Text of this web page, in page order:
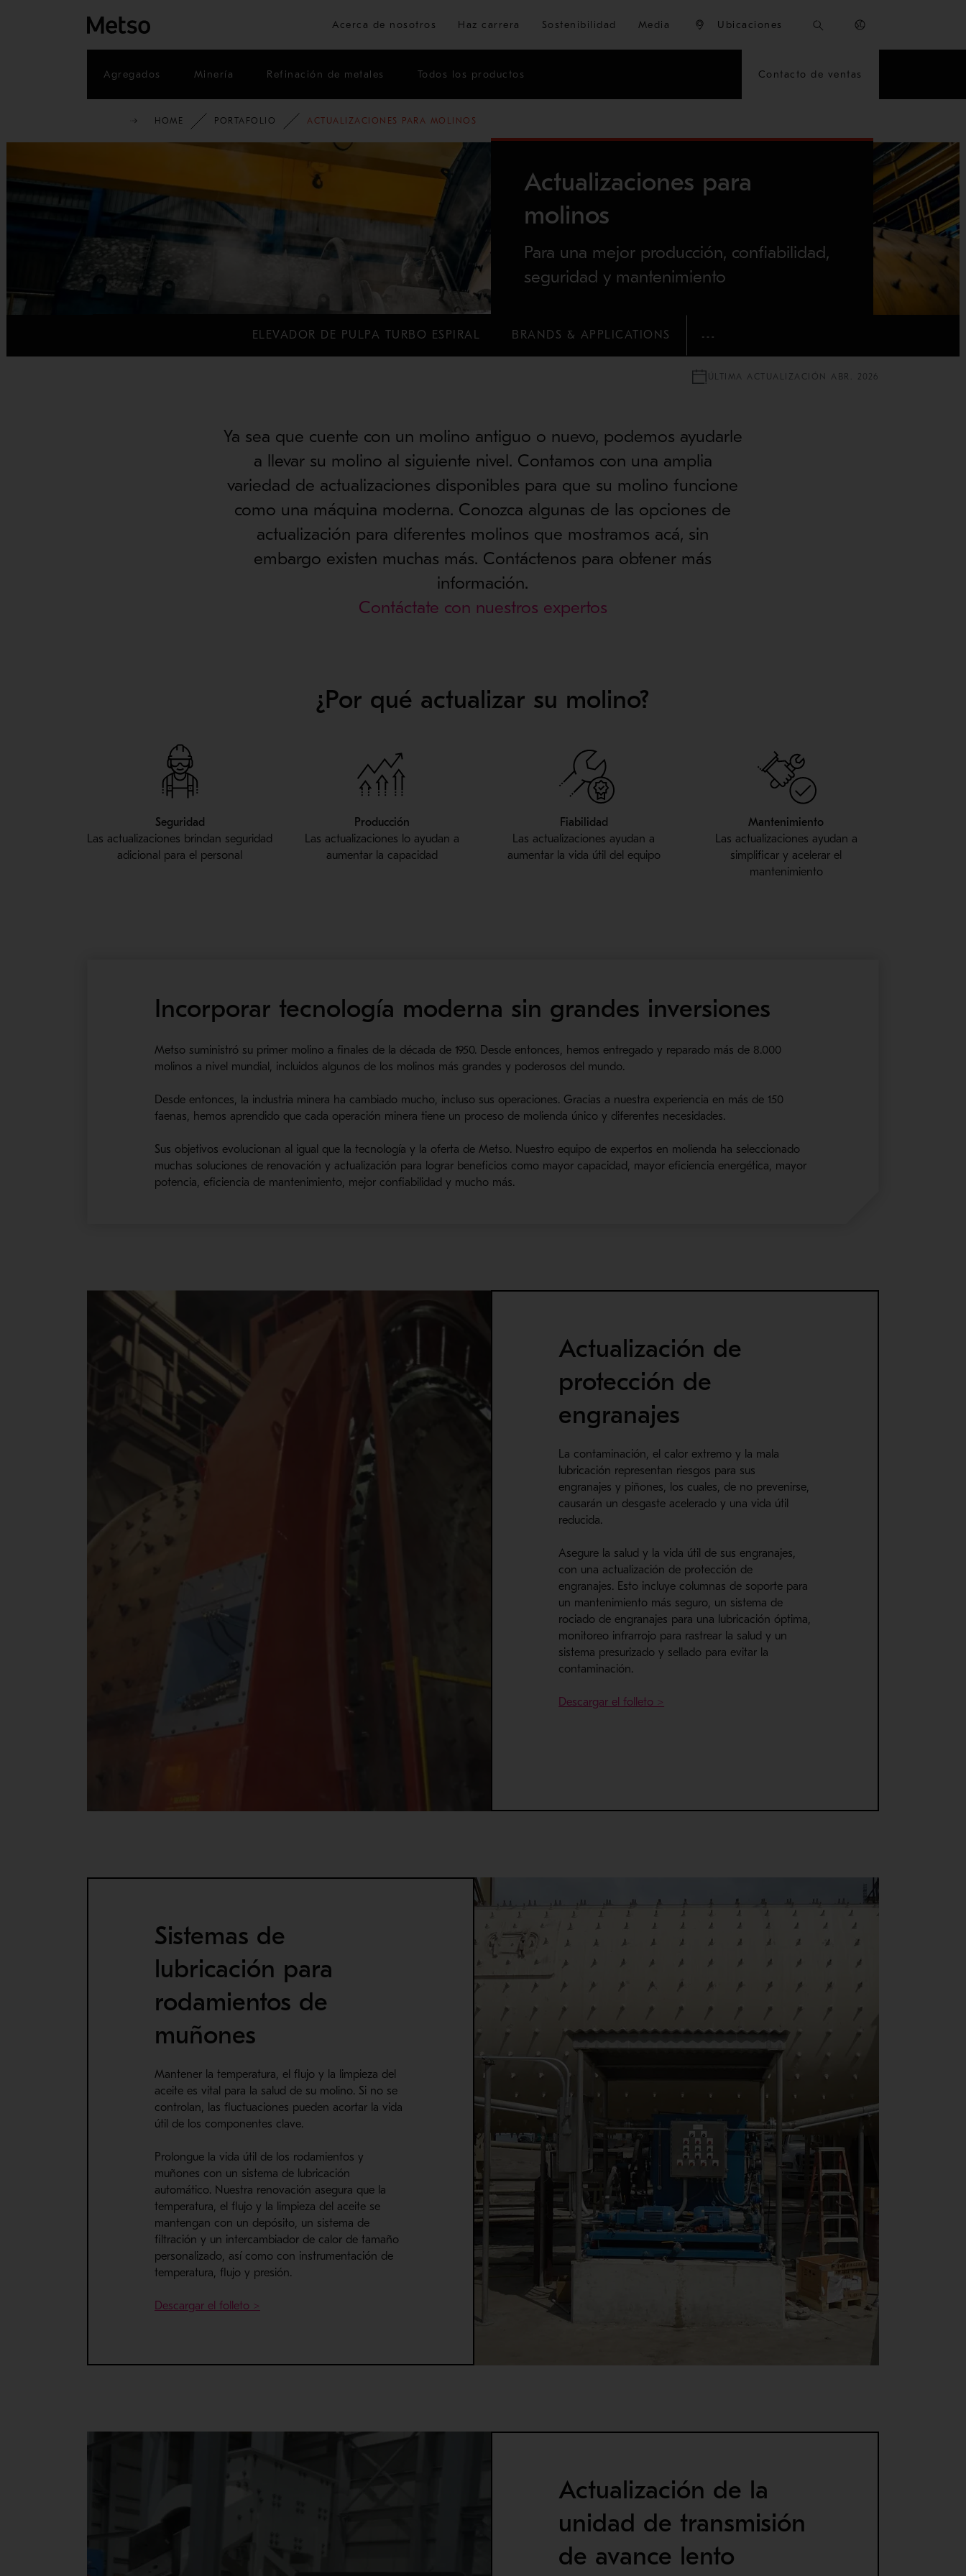
Ir al contenido principal
Acerca de nosotros Haz carrera Sostenibilidad Media Ubicaciones
Agregados Minería Refinación de metales Todos los productos Contacto de ventas
HOME PORTAFOLIO ACTUALIZACIONES PARA MOLINOS
Actualizaciones para
molinos
Para una mejor producción, confiabilidad,
seguridad y mantenimiento
ELEVADOR DE PULPA TURBO ESPIRAL BRANDS & APPLICATIONS MOSTRAR MÁS
ÚLTIMA ACTUALIZACIÓN ABR. 2026
Ya sea que cuente con un molino antiguo o nuevo, podemos ayudarle
a llevar su molino al siguiente nivel. Contamos con una amplia
variedad de actualizaciones disponibles para que su molino funcione
como una máquina moderna. Conozca algunas de las opciones de
actualización para diferentes molinos que mostramos acá, sin
embargo existen muchas más. Contáctenos para obtener más
información.
Contáctate con nuestros expertos
¿Por qué actualizar su molino?
Seguridad
Las actualizaciones brindan seguridad
adicional para el personal
Producción
Las actualizaciones lo ayudan a
aumentar la capacidad
Fiabilidad
Las actualizaciones ayudan a
aumentar la vida útil del equipo
Mantenimiento
Las actualizaciones ayudan a
simplificar y acelerar el
mantenimiento
Incorporar tecnología moderna sin grandes inversiones
Metso suministró su primer molino a finales de la década de 1950. Desde entonces, hemos entregado y reparado más de 8.000
molinos a nivel mundial, incluidos algunos de los molinos más grandes y poderosos del mundo.
Desde entonces, la industria minera ha cambiado mucho, incluso sus operaciones. Gracias a nuestra experiencia en más de 150
faenas, hemos aprendido que cada operación minera tiene un proceso de molienda único y diferentes necesidades.
Sus objetivos evolucionan al igual que la tecnología y la oferta de Metso. Nuestro equipo de expertos en molienda ha seleccionado
muchas soluciones de renovación y actualización para lograr beneficios como mayor capacidad, mayor eficiencia energética, mayor
potencia, eficiencia de mantenimiento, mejor confiabilidad y mucho más.
Actualización de
protección de
engranajes
La contaminación, el calor extremo y la mala
lubricación representan riesgos para sus
engranajes y piñones, los cuales, de no prevenirse,
causarán un desgaste acelerado y una vida útil
reducida.
Asegure la salud y la vida útil de sus engranajes,
con una actualización de protección de
engranajes. Esto incluye columnas de soporte para
un mantenimiento más seguro, un sistema de
rociado de engranajes para una lubricación óptima,
monitoreo infrarrojo para rastrear la salud y un
sistema presurizado y sellado para evitar la
contaminación.
Descargar el folleto >
Sistemas de
lubricación para
rodamientos de
muñones
Mantener la temperatura, el flujo y la limpieza del
aceite es vital para la salud de su molino. Si no se
controlan, las fluctuaciones pueden acortar la vida
útil de los componentes clave.
Prolongue la vida útil de los rodamientos y
muñones con un sistema de lubricación
automático. Nuestra renovación asegura que la
temperatura, el flujo y la limpieza del aceite se
mantengan con un depósito, un sistema de
filtración y un intercambiador de calor de tamaño
personalizado, así como con instrumentación de
temperatura, flujo y presión.
Descargar el folleto >
Actualización de la
unidad de transmisión
de avance lento